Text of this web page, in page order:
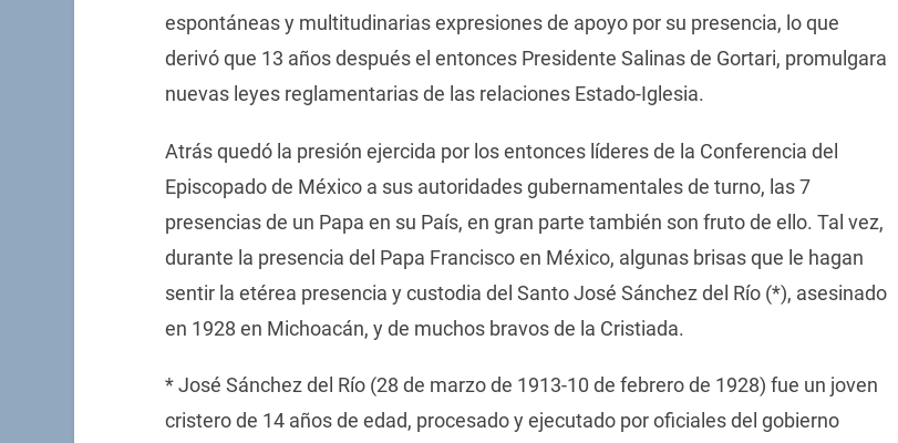
espontáneas y multitudinarias expresiones de apoyo por su presencia, lo que
derivó que 13 años después el entonces Presidente Salinas de Gortari, promulgara
nuevas leyes reglamentarias de las relaciones Estado-Iglesia.
Atrás quedó la presión ejercida por los entonces líderes de la Conferencia del
Episcopado de México a sus autoridades gubernamentales de turno, las 7
presencias de un Papa en su País, en gran parte también son fruto de ello. Tal vez,
durante la presencia del Papa Francisco en México, algunas brisas que le hagan
sentir la etérea presencia y custodia del Santo José Sánchez del Río (*), asesinado
en 1928 en Michoacán, y de muchos bravos de la Cristiada.
* José Sánchez del Río (28 de marzo de 1913-10 de febrero de 1928) fue un joven
cristero de 14 años de edad, procesado y ejecutado por oficiales del gobierno